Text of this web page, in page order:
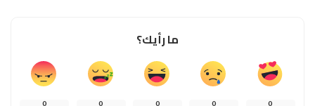
ما رأيك؟